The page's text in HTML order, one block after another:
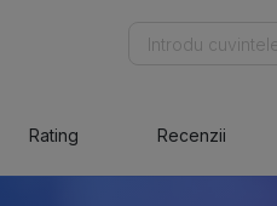
Rating Recenzii